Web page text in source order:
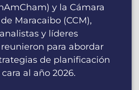
y la Cámara
Maracaibo (CCM),
y líderes
para abordar
de planificación
al año 2026.